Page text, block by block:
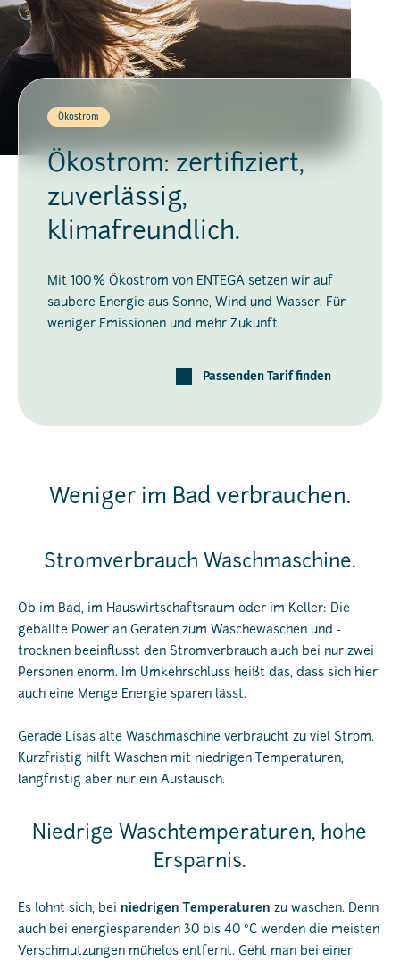
Ökostrom
Ökostrom: zertifiziert,
zuverlässig,
klimafreundlich.
Mit 100 % Ökostrom von ENTEGA setzen wir auf
saubere Energie aus Sonne, Wind und Wasser. Für
weniger Emissionen und mehr Zukunft.
Passenden Tarif finden
Weniger im Bad verbrauchen.
Stromverbrauch Waschmaschine.
Ob im Bad, im Hauswirtschaftsraum oder im Keller: Die
geballte Power an Geräten zum Wäschewaschen und -
trocknen beeinflusst den Stromverbrauch auch bei nur zwei
Personen enorm. Im Umkehrschluss heißt das, dass sich hier
auch eine Menge Energie sparen lässt.
Gerade Lisas alte Waschmaschine verbraucht zu viel Strom.
Kurzfristig hilft Waschen mit niedrigen Temperaturen,
langfristig aber nur ein Austausch.
Niedrige Waschtemperaturen, hohe
Ersparnis.
Es lohnt sich, bei niedrigen Temperaturen zu waschen. Denn
auch bei energiesparenden 30 bis 40 °C werden die meisten
Verschmutzungen mühelos entfernt. Geht man bei einer